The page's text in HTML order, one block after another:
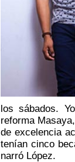
los sábados.
reforma
de excelencia
tenían cinco
narró López.